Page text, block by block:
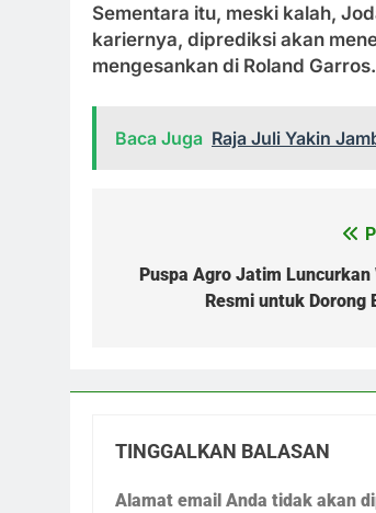
Sementara itu, meski kalah,
kariernya, diprediksi akan
mengesankan di Roland Garros.
Baca Juga Raja Juli Yakin
posPuspa Agro Jatim Luncurkan
Resmi untuk Dorong
TINGGALKAN BALASAN
Alamat email Anda tidak akan